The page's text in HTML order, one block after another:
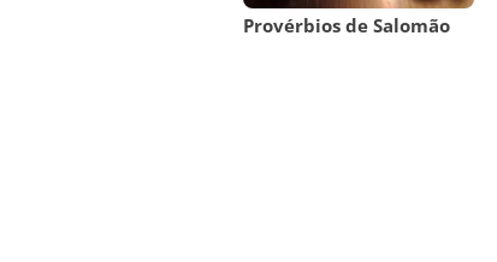
Provérbios de Salomão